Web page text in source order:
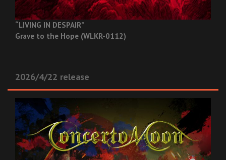
“LIVING IN DESPAIR”
Grave to the Hope (WLKR-0112)
2026/4/22 release